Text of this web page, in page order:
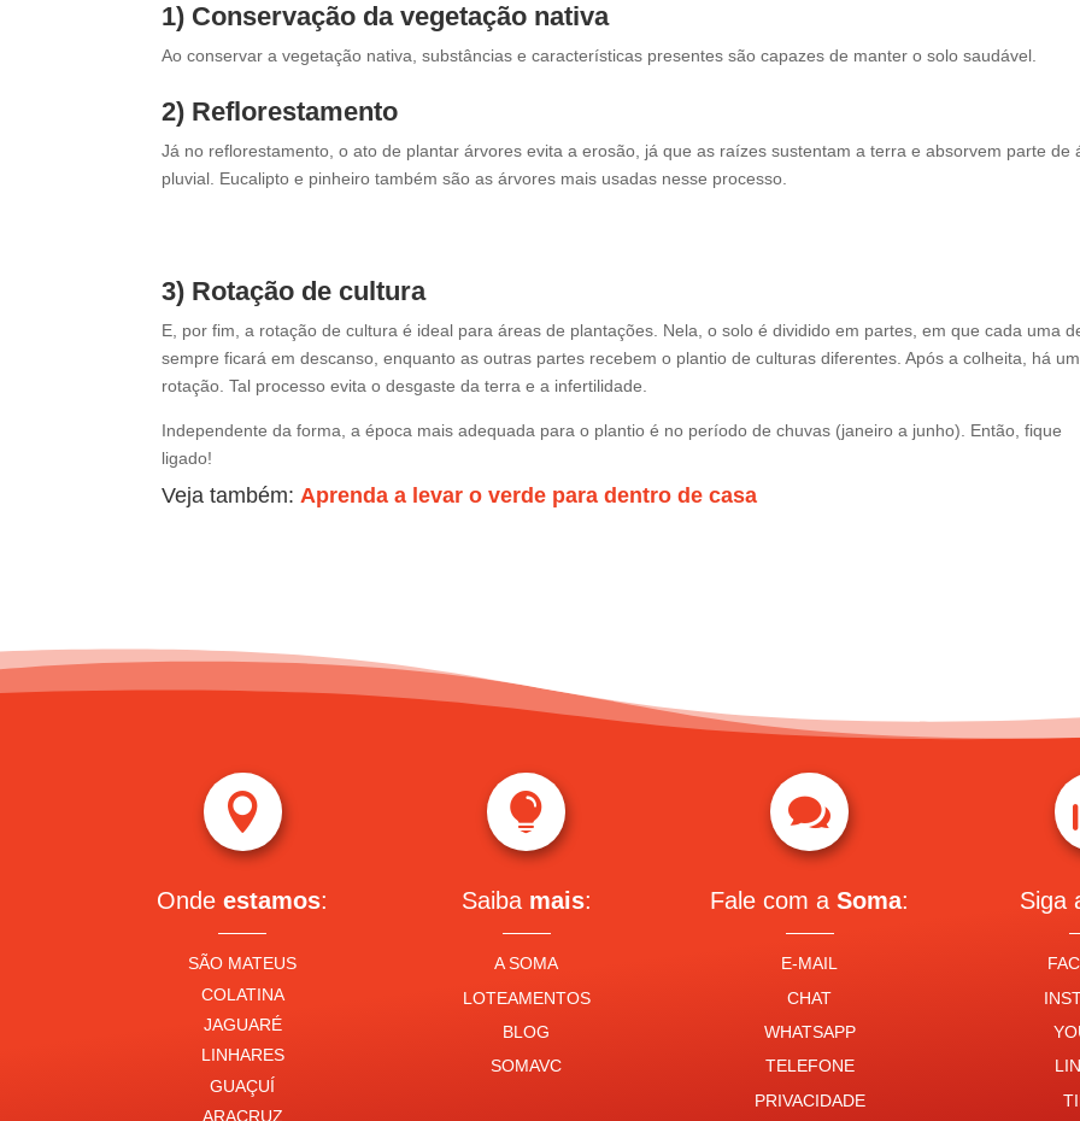
1) Conservação da vegetação nativa
Ao conservar a vegetação nativa, substâncias e características presentes são capazes de manter o solo saudável.
2) Reflorestamento
Já no reflorestamento, o ato de plantar árvores evita a erosão, já que as raízes sustentam a terra e absorvem parte de
pluvial. Eucalipto e pinheiro também são as árvores mais usadas nesse processo.
3) Rotação de cultura
E, por fim, a rotação de cultura é ideal para áreas de plantações. Nela, o solo é dividido em partes, em que cada uma
sempre ficará em descanso, enquanto as outras partes recebem o plantio de culturas diferentes. Após a colheita, há
rotação. Tal processo evita o desgaste da terra e a infertilidade.
Independente da forma, a época mais adequada para o plantio é no período de chuvas (janeiro a junho). Então, fique
ligado!
Veja também:Aprenda a levar o verde para dentro de casa

Ondeestamos:
SÃO MATEUS
COLATINA
JAGUARÉ
LINHARES
GUAÇUÍ
ARACRUZ

Saiba mais:
A SOMA
LOTEAMENTOS
BLOG
SOMAVC

Fale com aSoma:
E-MAIL
CHAT
WHATSAPP
TELEFONE
PRIVACIDADE
Siga